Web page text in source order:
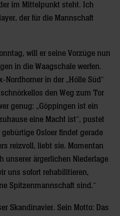
im Mittelpunkt steht. Ich
der für die Mannschaft
will er seine Vorzüge nun
in die Waagschale werfen.
Nordhorner in der „Hölle Süd“
den Weg zum Tor
genug: „Göppingen ist ein
eine Macht ist“, pustet
Osloer findet gerade
reizvoll, liebt sie. Momentan
unserer ärgerlichen Niederlage
uns sofort rehabilitieren,
Spitzenmannschaft sind.“
Skandinavier. Sein Motto: Das